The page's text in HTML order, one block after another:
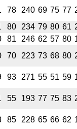
78 240 69 75 77
80 234 79 80 61
81 246 62 57 80
70 223 73 68 80
93 271 55 51 59
55 193 77 75 83
85 228 65 66 62